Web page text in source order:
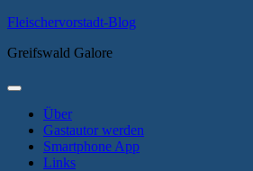
Zum
springen
Fleischervorstadt-Blog
Greifswald Galore
Primäres
Über
Gastautor werden
Smartphone App
Links